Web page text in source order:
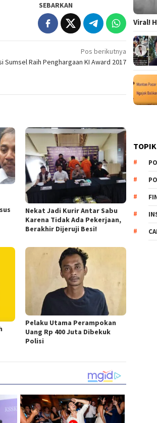
SEBARKAN
Pos berikutnya
Sumsel Raih Penghargaan KI Award 2017
Nekat Jadi Kurir Antar Sabu
Karena Tidak Ada Pekerjaan,
Berakhir Dijeruji Besi!
Pelaku Utama Perampokan
Uang Rp 400 Juta Dibekuk
Polisi
Viral!